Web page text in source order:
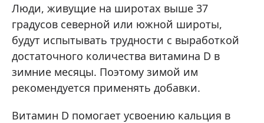
Люди, живущие на широтах выше 37
градусов северной или южной широты,
будут испытывать трудности с выработкой
достаточного количества витамина D в
зимние месяцы. Поэтому зимой им
рекомендуется применять добавки.
Витамин D помогает усвоению кальция в